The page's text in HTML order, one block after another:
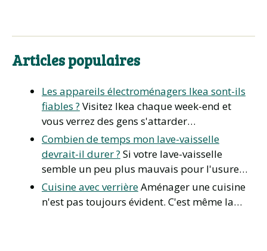
Articles populaires
Les appareils électroménagers Ikea sont-ils
fiables ? Visitez Ikea chaque week-end et
vous verrez des gens s'attarder…
Combien de temps mon lave-vaisselle
devrait-il durer ? Si votre lave-vaisselle
semble un peu plus mauvais pour l'usure…
Cuisine avec verrièreAménager une cuisine
n'est pas toujours évident. C'est même la…